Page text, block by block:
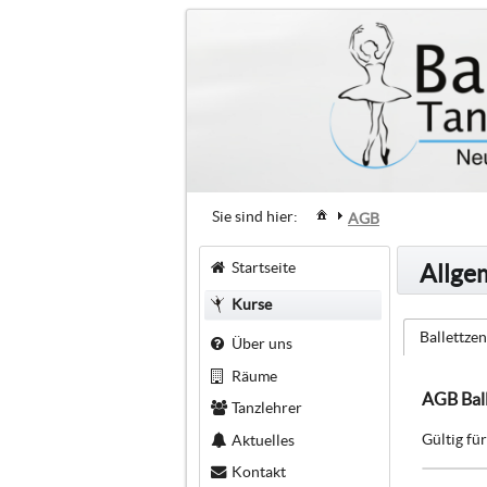
Sie sind hier: AGB
Startseite
Kurse
Über uns
Räume
Tanzlehrer
Aktuelles
Kontakt
AGB
Gültig